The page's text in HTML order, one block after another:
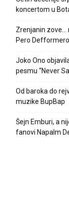
koncertom u
Zrenjanin zove…
Pero
Joko Ono
pesmu “Never
Od baroka do
muzike BupBap
Šejn Emburi, a
fanovi Napalm